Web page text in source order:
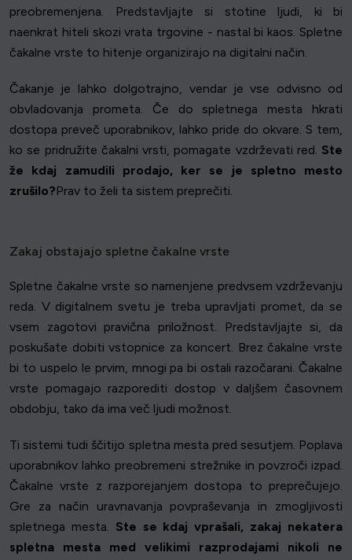
preobremenjena. Predstavljajte si stotine ljudi, ki bi
naenkrat hiteli skozi vrata trgovine - nastal bi kaos. Spletne
čakalne vrste to hitenje organizirajo na digitalni način.
Čakanje je lahko dolgotrajno, vendar je vse odvisno od
obvladovanja prometa. Če do spletnega mesta hkrati
dostopa preveč uporabnikov, lahko pride do okvare. S tem,
ko se pridružite čakalni vrsti, pomagate vzdrževati red. Ste
že kdaj zamudili prodajo, ker se je spletno mesto
zrušilo?Prav to želi ta sistem preprečiti.
Zakaj obstajajo spletne čakalne vrste
Spletne čakalne vrste so namenjene predvsem vzdrževanju
reda. V digitalnem svetu je treba upravljati promet, da se
vsem zagotovi pravična priložnost. Predstavljajte si, da
poskušate dobiti vstopnice za koncert. Brez čakalne vrste
bi to uspelo le prvim, mnogi pa bi ostali razočarani. Čakalne
vrste pomagajo razporediti dostop v daljšem časovnem
obdobju, tako da ima več ljudi možnost.
Ti sistemi tudi ščitijo spletna mesta pred sesutjem. Poplava
uporabnikov lahko preobremeni strežnike in povzroči izpad.
Čakalne vrste z razporejanjem dostopa to preprečujejo.
Gre za način uravnavanja povpraševanja in zmogljivosti
spletnega mesta. Ste se kdaj vprašali, zakaj nekatera
spletna mesta med velikimi razprodajami nikoli ne